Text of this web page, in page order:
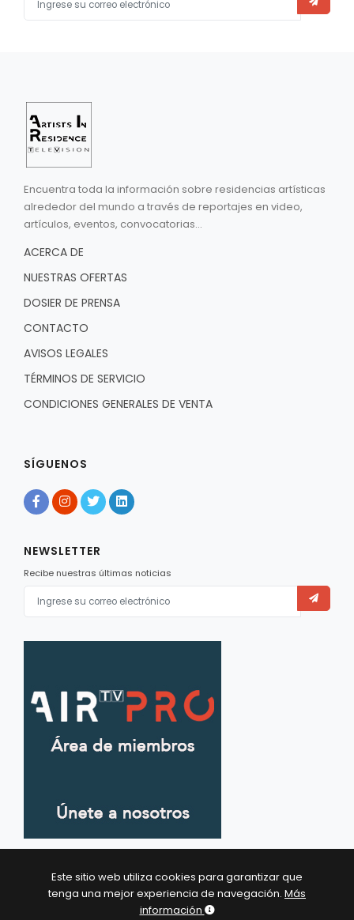
Encuentra toda la información sobre residencias artísticas
alrededor del mundo a través de reportajes en video,
artículos, eventos, convocatorias...
ACERCA DE
NUESTRAS OFERTAS
DOSIER DE PRENSA
CONTACTO
AVISOS LEGALES
TÉRMINOS DE SERVICIO
CONDICIONES GENERALES DE VENTA
SÍGUENOS
NEWSLETTER
Recibe nuestras últimas noticias
Este sitio web utiliza cookies para garantizar que
tenga una mejor experiencia de navegación. Más
información